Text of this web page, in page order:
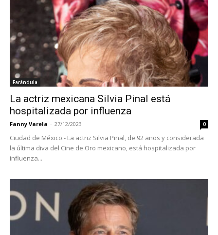
Farándula
La actriz mexicana Silvia Pinal está
hospitalizada por influenza
Fanny Varela - 27/12/2023 0
Ciudad de México.- La actriz Silvia Pinal, de 92 años y considerada
la última diva del Cine de Oro mexicano, está hospitalizada por
influenza...